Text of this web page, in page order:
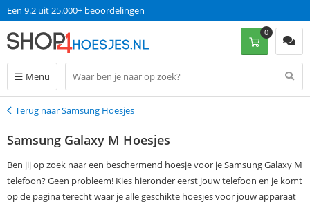
Op werkdagen voor 13:00 uur besteld, dinsdag in huis!
Menu
0
Terug
Terug naar Samsung Hoesjes
Samsung Galaxy M Hoesjes
Ben jij op zoek naar een beschermend hoesje voor je Samsung Galaxy M
telefoon? Geen probleem! Kies hieronder eerst jouw telefoon en je komt
op de pagina terecht waar je alle geschikte hoesjes voor jouw apparaat